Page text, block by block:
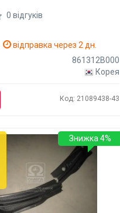
0 відгуків
відправка через 2 дн.
861312B000
Корея
Код: 21089438-43
Знижка 4%